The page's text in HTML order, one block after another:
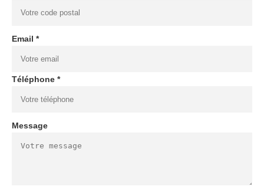
Email *
Téléphone *
Message